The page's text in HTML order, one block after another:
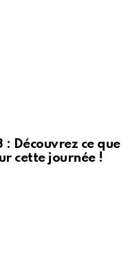
Découvrez ce que
cette journée !